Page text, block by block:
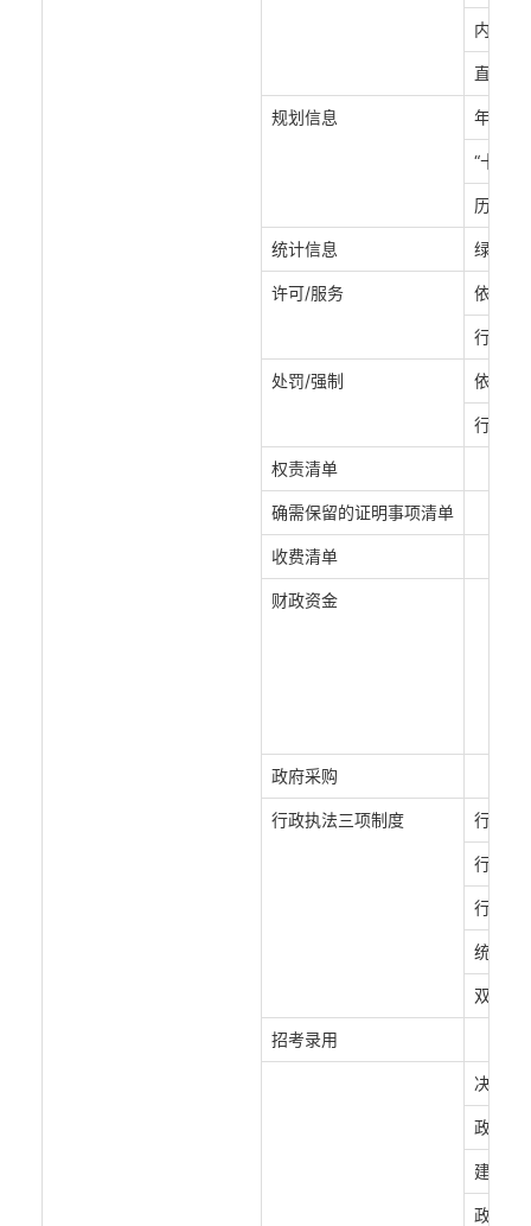
内设机
直属单
规划信息 年度计
“十四
历史规
统计信息 绿化公
许可/服务 依据、
行政许
处罚/强制 依据、
行政处
权责清单
确需保留的证明事项清单
收费清单
财政资金
政府采购
行政执法三项制度 行政执
行政执
行政执
统计年
双随机
招考录用
决策预
政策执
建议提
政府会